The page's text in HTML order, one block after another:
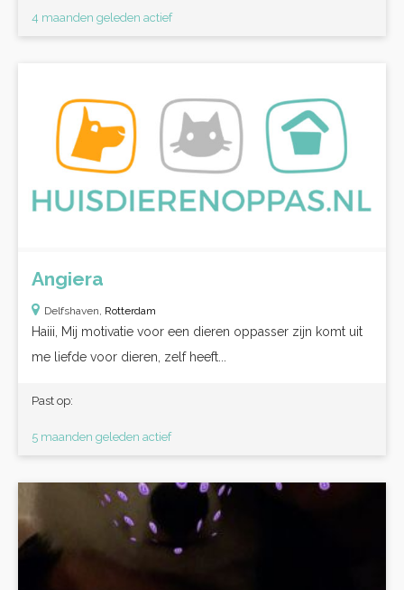
4 maanden geleden actief
Angiera
Delfshaven, Rotterdam
Haiii, Mij motivatie voor een dieren oppasser zijn komt uit
me liefde voor dieren, zelf heeft...
Past op:
5 maanden geleden actief